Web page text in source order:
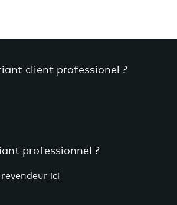
client professionel ?
professionnel ?
ici